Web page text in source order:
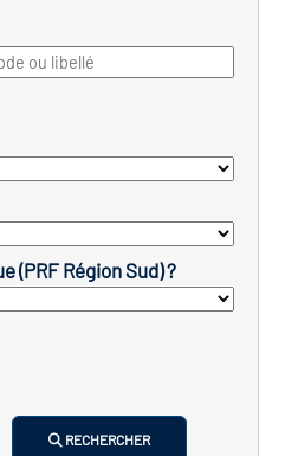
(PRF Région Sud) ?
RECHERCHER